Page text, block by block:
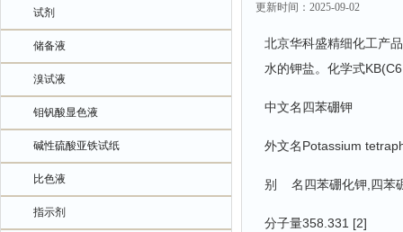
试剂
储备液
溴试液
钼钒酸显色液
碱性硫酸亚铁试纸
比色液
指示剂
更新时间：2025-09-02
北京华科盛精细化工产
水的钾盐。化学式
中文名四苯硼钾
外文名Potassium
别 名四苯硼化钾,四苯
分子量358.331 [2]